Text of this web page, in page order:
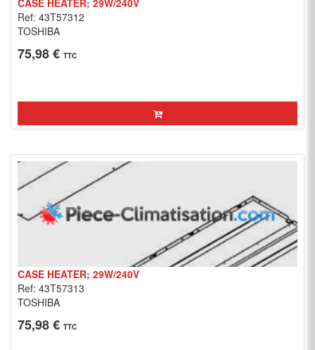
CASE HEATER; 29W/240V
Ref: 43T57312
TOSHIBA
75,98 € TTC
CASE HEATER; 29W/240V
Ref: 43T57313
TOSHIBA
75,98 € TTC